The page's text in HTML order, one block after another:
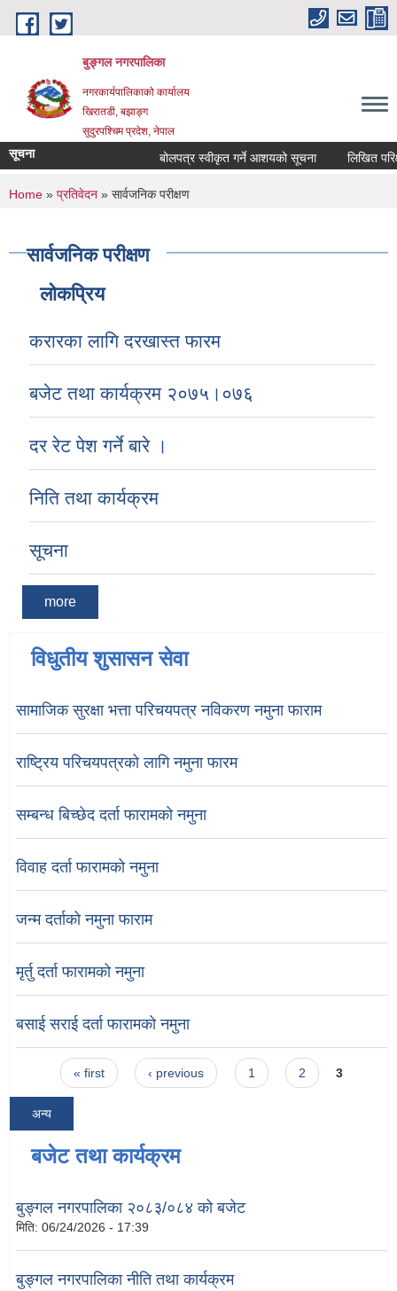
Skip to main content
बुङ्गल नगरपालिका
नगरकार्यपालिकाको कार्यालय
खिरातडी, बझाङ्ग
सुदुरपश्चिम प्रदेश, नेपाल
सूचना बोलपत्र स्वीकृत गर्ने आशयको सूचना लिखित
You are here
Home » प्रतिवेदन » सार्वजनिक परीक्षण
सार्वजनिक परीक्षण
लोकप्रिय
करारका लागि दरखास्त फारम
बजेट तथा कार्यक्रम २०७५।०७६
दर रेट पेश गर्ने बारे ।
निति तथा कार्यक्रम
सूचना
more
विधुतीय शुसासन सेवा
सामाजिक सुरक्षा भत्ता परिचयपत्र नविकरण नमुना फाराम
राष्ट्रिय परिचयपत्रको लागि नमुना फारम
सम्बन्ध बिच्छेद दर्ता फारामको नमुना
विवाह दर्ता फारामको नमुना
जन्म दर्ताको नमुना फाराम
मृर्तु दर्ता फारामको नमुना
बसाई सराई दर्ता फारामको नमुना
Pages« first ‹ previous 1 2 3
अन्य
बजेट तथा कार्यक्रम
बुङ्गल नगरपालिका २०८३/०८४ को बजेट
मिति: 06/24/2026 - 17:39
बुङ्गल नगरपालिका नीति तथा कार्यक्रम